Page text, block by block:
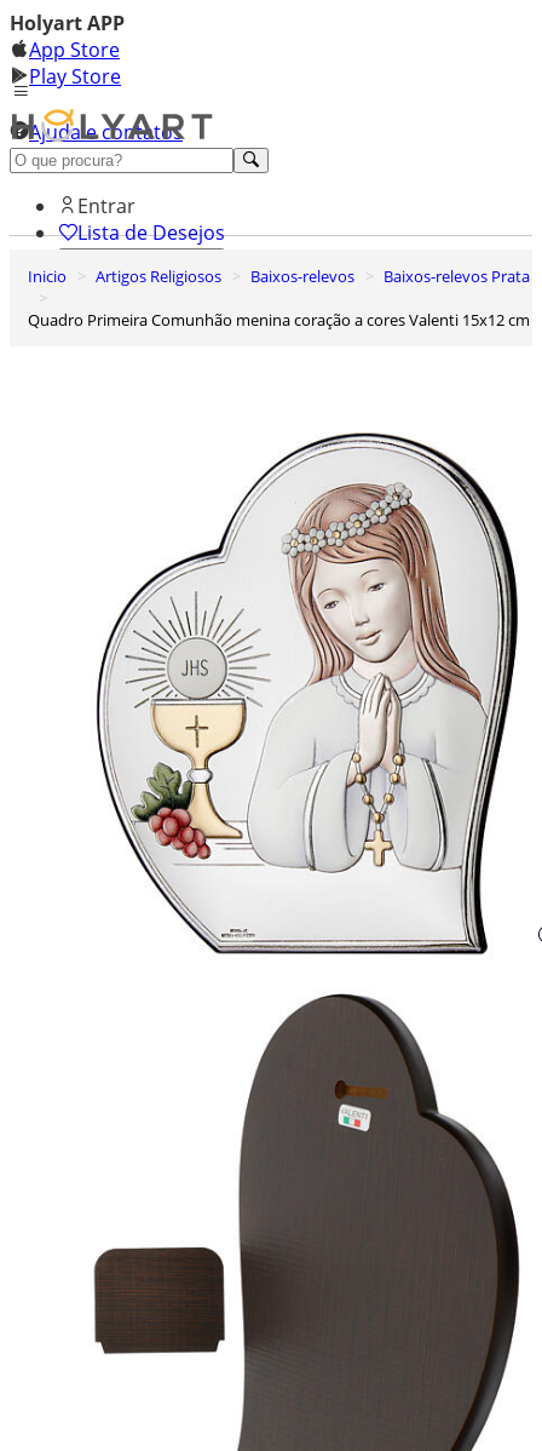
Holyart APP
App Store
Play Store
Ajuda e contatos
Conheça premium
Entrar
Lista de Desejos
0
Inicio Artigos Religiosos Baixos-relevos
Baixos-relevos Prata
Quadro Primeira Comunhão menina coração a cores Valenti 15x12 cm